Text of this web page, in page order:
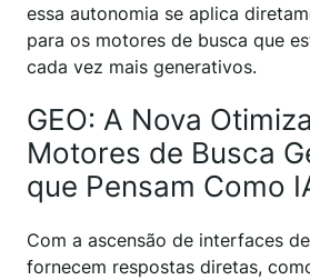
essa autonomia se aplica
para os motores de busca que
cada vez mais generativos.
GEO: A Nova
Motores de Busca
que Pensam Como
Com a ascensão de interfaces
fornecem respostas diretas,